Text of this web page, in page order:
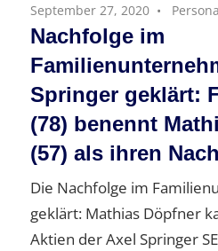
September 27, 2020
Nachfolge im
Springer geklärt:
(78) benennt
(57) als ihren
Die Nachfolge im
geklärt: Mathias Döpfner
Aktien der Axel Springer